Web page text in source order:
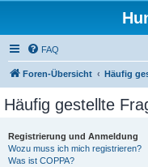
FAQ
Foren-Übersicht Häufig
Häufig gestellte
Registrierung und Anmeldung
Wozu muss ich mich registrieren?
Was ist COPPA?